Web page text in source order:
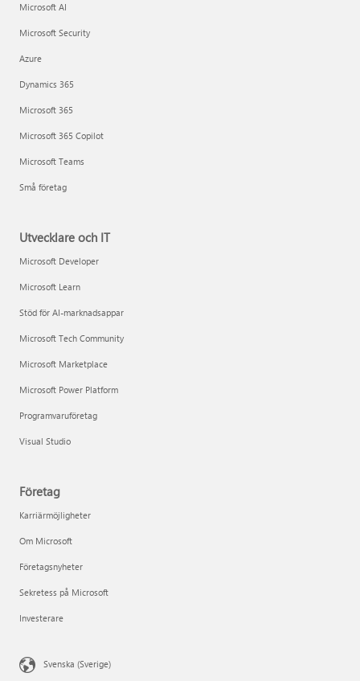
Microsoft AI
Microsoft Security
Azure
Dynamics 365
Microsoft 365
Microsoft 365 Copilot
Microsoft Teams
Små företag
Utvecklare och IT
Microsoft Developer
Microsoft Learn
Stöd för AI-marknadsappar
Microsoft Tech Community
Microsoft Marketplace
Microsoft Power Platform
Programvaruföretag
Visual Studio
Företag
Karriärmöjligheter
Om Microsoft
Företagsnyheter
Sekretess på Microsoft
Investerare
Svenska (Sverige)